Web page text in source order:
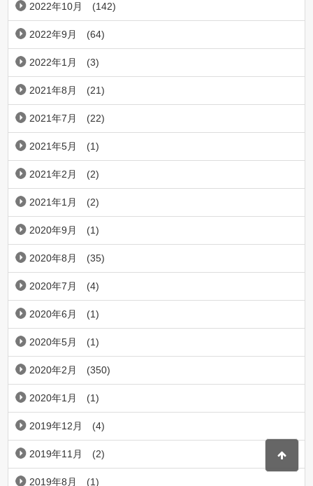
2022年10月 (142)
2022年9月 (64)
2022年1月 (3)
2021年8月 (21)
2021年7月 (22)
2021年5月 (1)
2021年2月 (2)
2021年1月 (2)
2020年9月 (1)
2020年8月 (35)
2020年7月 (4)
2020年6月 (1)
2020年5月 (1)
2020年2月 (350)
2020年1月 (1)
2019年12月 (4)
2019年11月 (2)
2019年8月 (1)